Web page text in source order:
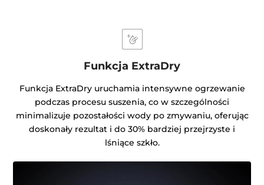
Funkcja ExtraDry
Funkcja ExtraDry uruchamia intensywne ogrzewanie
podczas procesu suszenia, co w szczególności
minimalizuje pozostałości wody po zmywaniu, oferując
doskonały rezultat i do 30% bardziej przejrzyste i
lśniące szkło.